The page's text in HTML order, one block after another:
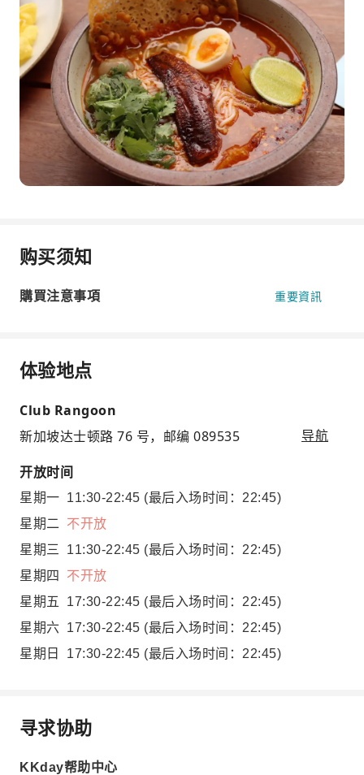
购买须知
購買注意事項 重要資訊
体验地点
Club Rangoon
新加坡达士顿路 76 号，邮编 089535
导航
开放时间
星期一 11:30-22:45 (最后入场时间：22:45)
星期二
不开放
星期三
11:30-22:45 (最后入场时间：22:45)
星期四
不开放
星期五
17:30-22:45 (最后入场时间：22:45)
星期六 17:30-22:45 (最后入场时间：22:45)
星期日
17:30-22:45 (最后入场时间：22:45)
寻求协助
KKday帮助中心